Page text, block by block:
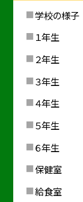
学校の様子
１年生
２年生
３年生
４年生
５年生
６年生
保健室
給食室